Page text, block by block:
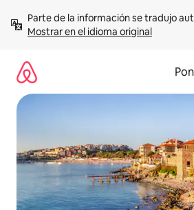
contenidoMostrar en el idioma original